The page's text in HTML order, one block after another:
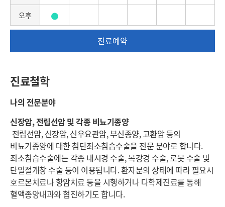
료
정
오후
진료예약
진료철학
나의 전문분야
신장암, 전립선암 및 각종 비뇨기종양
전립선암, 신장암, 신우요관암, 부신종양, 고환암 등의
비뇨기종양에 대한 첨단최소침습수술을 전문 분야로 합니다.
최소침습수술에는 각종 내시경 수술, 복강경 수술, 로봇 수술 및
단일절개창 수술 등이 이용됩니다. 환자분의 상태에 따라 필요시
호르몬치료나 항암치료 등을 시행하거나 다학제진료를 통해
혈액종양내과와 협진하기도 합니다.